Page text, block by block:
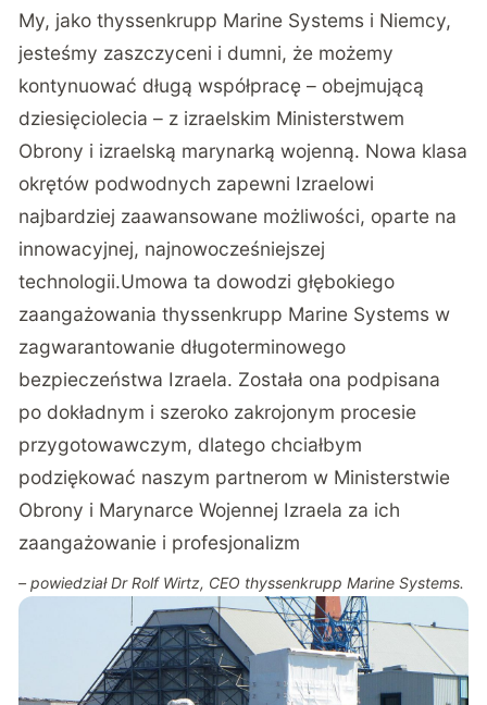
My, jako thyssenkrupp Marine Systems i Niemcy,
jesteśmy zaszczyceni i dumni, że możemy
kontynuować długą współpracę – obejmującą
dziesięciolecia – z izraelskim Ministerstwem
Obrony i izraelską marynarką wojenną. Nowa klasa
okrętów podwodnych zapewni Izraelowi
najbardziej zaawansowane możliwości, oparte na
innowacyjnej, najnowocześniejszej
technologii.Umowa ta dowodzi głębokiego
zaangażowania thyssenkrupp Marine Systems w
zagwarantowanie długoterminowego
bezpieczeństwa Izraela. Została ona podpisana
po dokładnym i szeroko zakrojonym procesie
przygotowawczym, dlatego chciałbym
podziękować naszym partnerom w Ministerstwie
Obrony i Marynarce Wojennej Izraela za ich
zaangażowanie i profesjonalizm
– powiedział Dr Rolf Wirtz, CEO thyssenkrupp Marine Systems.